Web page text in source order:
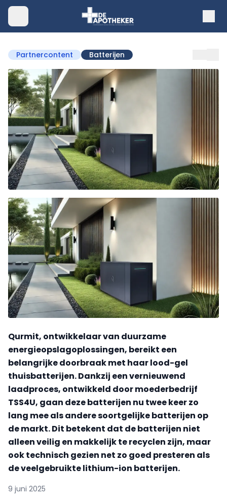
Partnercontent Batterijen
Qurmit, ontwikkelaar van duurzame
energieopslagoplossingen, bereikt een
belangrijke doorbraak met haar lood-gel
thuisbatterijen. Dankzij een vernieuwend
laadproces, ontwikkeld door moederbedrijf
TSS4U, gaan deze batterijen nu twee keer zo
lang mee als andere soortgelijke batterijen op
de markt. Dit betekent dat de batterijen niet
alleen veilig en makkelijk te recyclen zijn, maar
ook technisch gezien net zo goed presteren als
de veelgebruikte lithium-ion batterijen.
9 juni 2025